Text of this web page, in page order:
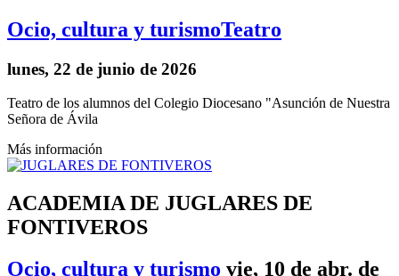
Ocio, cultura y turismoTeatro
lunes, 22 de junio de 2026
Teatro de los alumnos del Colegio Diocesano "Asunción de Nuestra
Señora de Ávila
Más información
ACADEMIA DE JUGLARES DE
FONTIVEROS
Ocio, cultura y turismo vie, 10 de abr. de